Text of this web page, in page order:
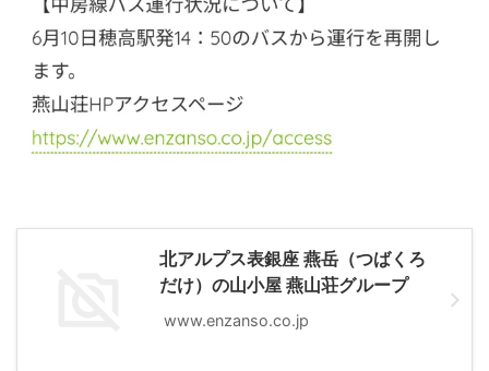
北アルプス表銀座 燕岳（つばくろ
だけ）の山小屋 燕山荘グループ
www.enzanso.co.jp